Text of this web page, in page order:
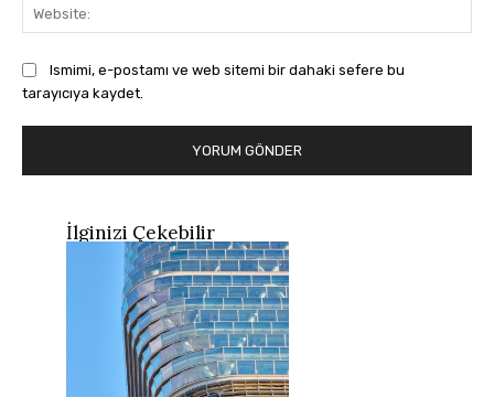
Ismimi, e-postamı ve web sitemi bir dahaki sefere bu
tarayıcıya kaydet.
İlginizi Çekebilir